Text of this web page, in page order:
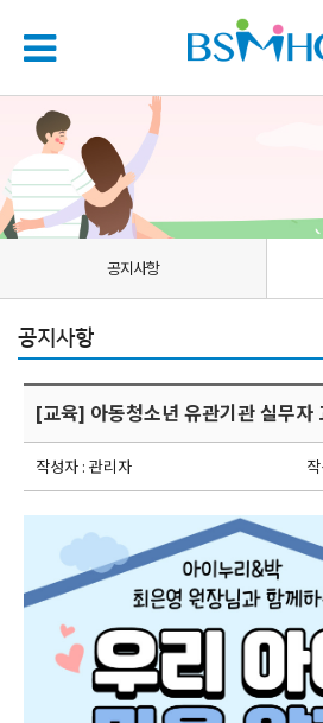
공지사항
공지사항
[교육] 아동청소년 유관기관 실무자
작성자 : 관리자